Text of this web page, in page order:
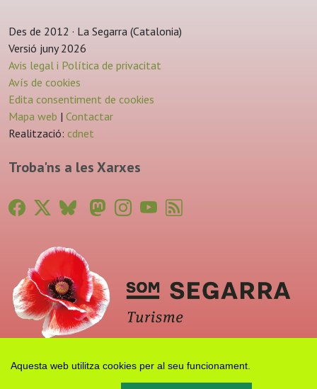
Aquesta web utilitza cookies per al seu funcionament.
Des de 2012 · La Segarra (Catalonia)
Versió juny 2026
Avis legal i Política de privacitat
Avís de cookies
Edita consentiment de cookies
Mapa web | Contactar
Realització: cdnet
Troba'ns a les Xarxes